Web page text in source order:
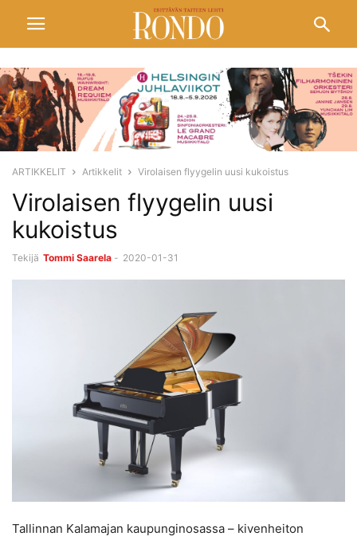
ARTIKKELIT Artikkelit Virolaisen flyygelin uusi kukoistus
Virolaisen flyygelin uusi
kukoistus
Tekijä Tommi Saarela - 2020-01-31
Tallinnan Kalamajan kaupunginosassa – kivenheiton